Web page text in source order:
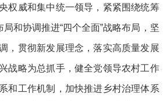
权威和集中统一领导，紧紧围绕统筹
局和协调推进“四个全面”战略布局，坚
，贯彻新发展理念，落实高质量发展
战略为总抓手，健全党领导农村工作
和工作机制，加快推进乡村治理体系